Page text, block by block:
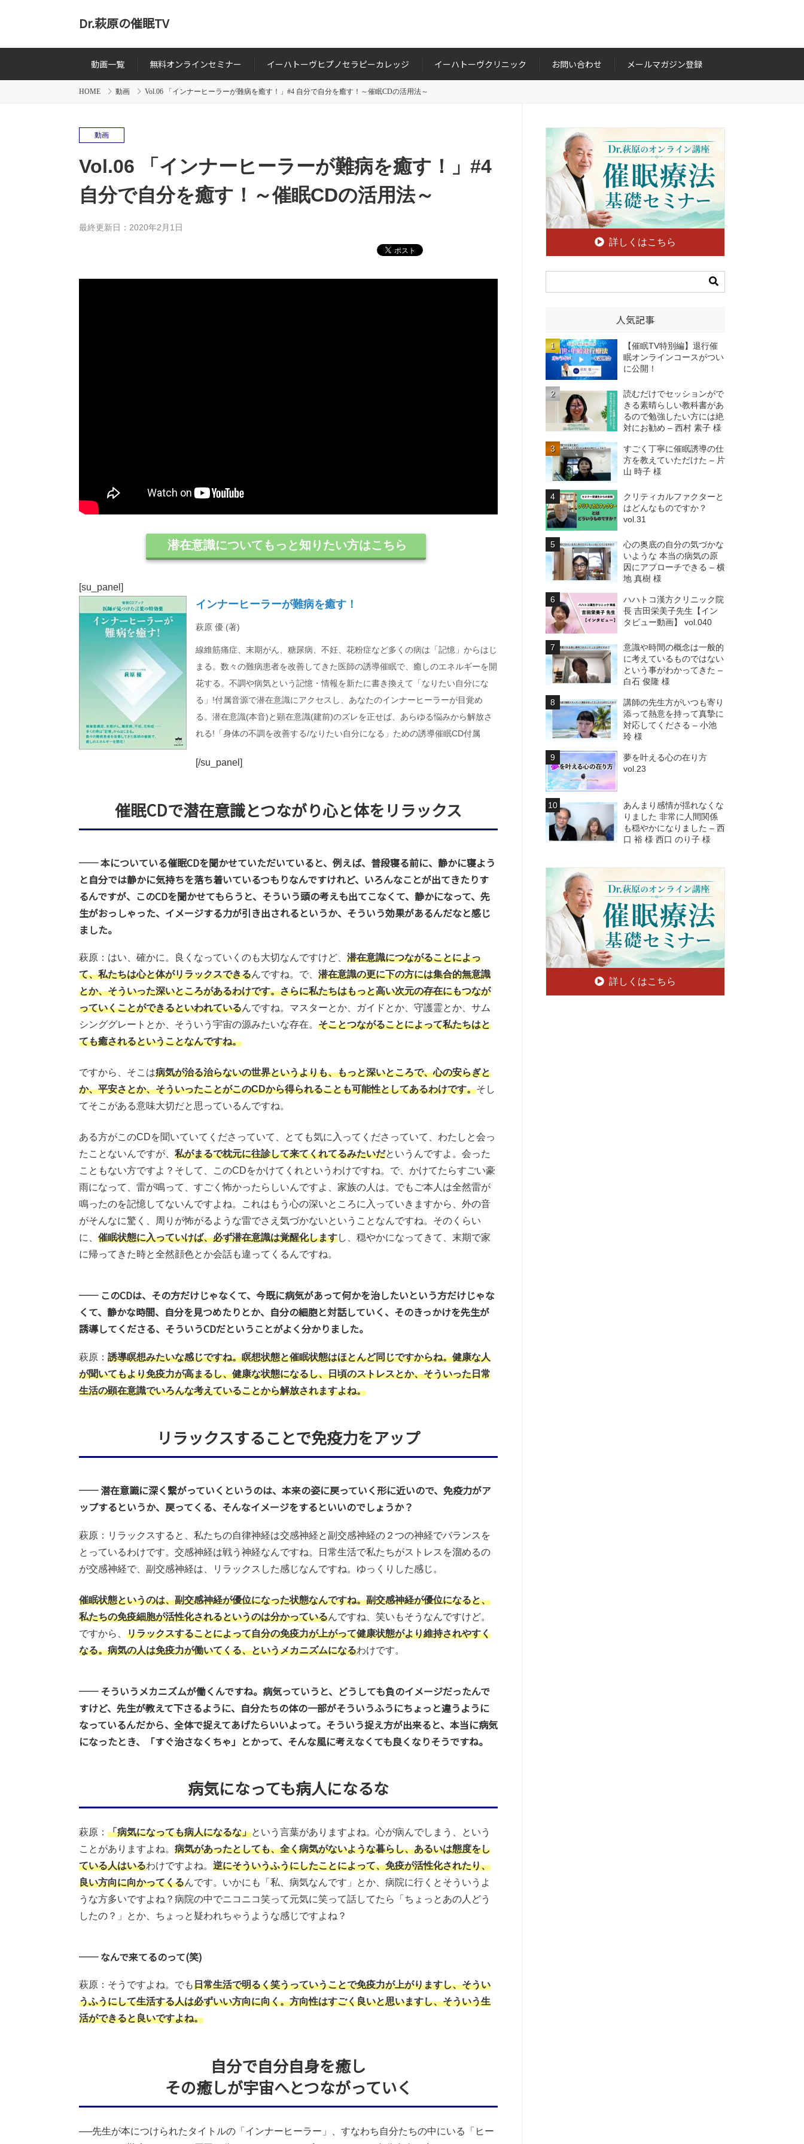
Dr.萩原の催眠TV
動画一覧 無料オンラインセミナー イーハトーヴヒプノセラピーカレッジ イーハトーヴクリニック お問い合わせ メールマガジン登録
HOME 動画 Vol.06 「インナーヒーラーが難病を癒す！」#4 自分で自分を癒す！～催眠CDの活用法～
動画
Vol.06 「インナーヒーラーが難病を癒す！」#4
自分で自分を癒す！～催眠CDの活用法～
最終更新日：2020年2月1日
潜在意識についてもっと知りたい方はこちら
[su_panel]
インナーヒーラーが難病を癒す！
萩原 優 (著)
線維筋痛症、末期がん、糖尿病、不妊、花粉症など多くの病は「記憶」からはじ
まる。数々の難病患者を改善してきた医師の誘導催眠で、癒しのエネルギーを開
花する。不調や病気という記憶・情報を新たに書き換えて「なりたい自分にな
る」!付属音源で潜在意識にアクセスし、あなたのインナーヒーラーが目覚め
る。潜在意識(本音)と顕在意識(建前)のズレを正せば、あらゆる悩みから解放さ
れる!「身体の不調を改善する/なりたい自分になる」ための誘導催眠CD付属
[/su_panel]
催眠CDで潜在意識とつながり心と体をリラックス
── 本についている催眠CDを聞かせていただいていると、例えば、普段寝る前に、静かに寝よう
と自分では静かに気持ちを落ち着いているつもりなんですけれど、いろんなことが出てきたりす
るんですが、このCDを聞かせてもらうと、そういう頭の考えも出てこなくて、静かになって、先
生がおっしゃった、イメージする力が引き出されるというか、そういう効果があるんだなと感じ
ました。
萩原：はい、確かに。良くなっていくのも大切なんですけど、 潜在意識につながることによっ
て、私たちは心と体がリラックスできるんですね。で、 潜在意識の更に下の方には集合的無意識
とか、そういった深いところがあるわけです。さらに私たちはもっと高い次元の存在にもつなが
っていくことができるといわれているんですね。マスターとか、ガイドとか、守護霊とか、サム
シンググレートとか、そういう宇宙の源みたいな存在。 そことつながることによって私たちはと
ても癒されるということなんですね。
ですから、そこは病気が治る治らないの世界というよりも、もっと深いところで、心の安らぎと
か、平安さとか、そういったことがこのCDから得られることも可能性としてあるわけです。そし
てそこがある意味大切だと思っているんですね。
ある方がこのCDを聞いていてくださっていて、とても気に入ってくださっていて、わたしと会っ
たことないんですが、 私がまるで枕元に往診して来てくれてるみたいだというんですよ。会った
こともない方ですよ？そして、このCDをかけてくれというわけですね。で、かけてたらすごい豪
雨になって、雷が鳴って、すごく怖かったらしいんですよ、家族の人は。でもご本人は全然雷が
鳴ったのを記憶してないんですよね。これはもう心の深いところに入っていきますから、外の音
がそんなに驚く、周りが怖がるような雷でさえ気づかないということなんですね。そのくらい
に、 催眠状態に入っていけば、必ず潜在意識は覚醒化しますし、穏やかになってきて、末期で家
に帰ってきた時と全然顔色とか会話も違ってくるんですね。
── このCDは、その方だけじゃなくて、今既に病気があって何かを治したいという方だけじゃな
くて、静かな時間、自分を見つめたりとか、自分の細胞と対話していく、そのきっかけを先生が
誘導してくださる、そういうCDだということがよく分かりました。
萩原： 誘導瞑想みたいな感じですね。瞑想状態と催眠状態はほとんど同じですからね。健康な人
が聞いてもより免疫力が高まるし、健康な状態になるし、日頃のストレスとか、そういった日常
生活の顕在意識でいろんな考えていることから解放されますよね。
リラックスすることで免疫力をアップ
── 潜在意識に深く繋がっていくというのは、本来の姿に戻っていく形に近いので、免疫力がア
ップするというか、戻ってくる、そんなイメージをするといいのでしょうか？
萩原：リラックスすると、私たちの自律神経は交感神経と副交感神経の２つの神経でバランスを
とっているわけです。交感神経は戦う神経なんですね。日常生活で私たちがストレスを溜めるの
が交感神経で、副交感神経は、リラックスした感じなんですね。ゆっくりした感じ。
催眠状態というのは、副交感神経が優位になった状態なんですね。副交感神経が優位になると、
私たちの免疫細胞が活性化されるというのは分かっているんですね、笑いもそうなんですけど。
ですから、 リラックスすることによって自分の免疫力が上がって健康状態がより維持されやすく
なる。病気の人は免疫力が働いてくる、というメカニズムになるわけです。
── そういうメカニズムが働くんですね。病気っていうと、どうしても負のイメージだったんで
すけど、先生が教えて下さるように、自分たちの体の一部がそういうふうにちょっと違うように
なっているんだから、全体で捉えてあげたらいいよって。そういう捉え方が出来ると、本当に病気
になったとき、「すぐ治さなくちゃ」とかって、そんな風に考えなくても良くなりそうですね。
病気になっても病人になるな
萩原： 「病気になっても病人になるな」という言葉がありますよね。心が病んでしまう、という
ことがありますよね。 病気があったとしても、全く病気がないような暮らし、あるいは態度をし
ている人はいるわけですよね。 逆にそういうふうにしたことによって、免疫が活性化されたり、
良い方向に向かってくるんです。いかにも「私、病気なんです」とか、病院に行くとそういうよ
うな方多いですよね？病院の中でニコニコ笑って元気に笑って話してたら「ちょっとあの人どう
したの？」とか、ちょっと疑われちゃうような感じですよね？
── なんで来てるのって(笑)
萩原：そうですよね。でも日常生活で明るく笑うっていうことで免疫力が上がりますし、そうい
うふうにして生活する人は必ずいい方向に向く。方向性はすごく良いと思いますし、そういう生
活ができると良いですよね。
自分で自分自身を癒し
その癒しが宇宙へとつながっていく
──先生が本につけられたタイトルの「インナーヒーラー」、すなわち自分たちの中にいる「ヒー
詳しくはこちら
人気記事
【催眠TV特別編】退行催
眠オンラインコースがつい
に公開！
読むだけでセッションがで
きる素晴らしい教科書があ
るので勉強したい方には絶
対にお勧め – 西村 素子 様
すごく丁寧に催眠誘導の仕
方を教えていただけた – 片
山 時子 様
クリティカルファクターと
はどんなものですか？
vol.31
心の奥底の自分の気づかな
いような 本当の病気の原
因にアプローチできる – 横
地 真樹 様
ハハトコ漢方クリニック院
長 吉田栄美子先生【イン
タビュー動画】 vol.040
意識や時間の概念は一般的
に考えているものではない
という事がわかってきた –
白石 俊隆 様
講師の先生方がいつも寄り
添って熱意を持って真摯に
対応してくださる – 小池
玲 様
夢を叶える心の在り方
vol.23
あんまり感情が揺れなくな
りました 非常に人間関係
も穏やかになりました – 西
口 裕 様 西口 のり子 様
詳しくはこちら